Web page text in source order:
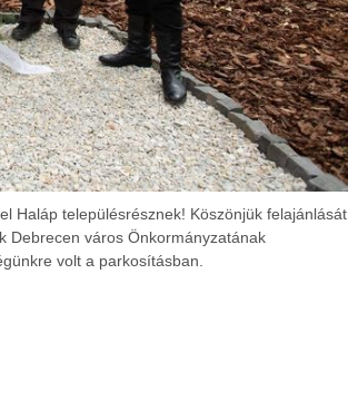
Haláp településrésznek! Köszönjük felajánlását
Debrecen város Önkormányzatának
volt a parkosításban.